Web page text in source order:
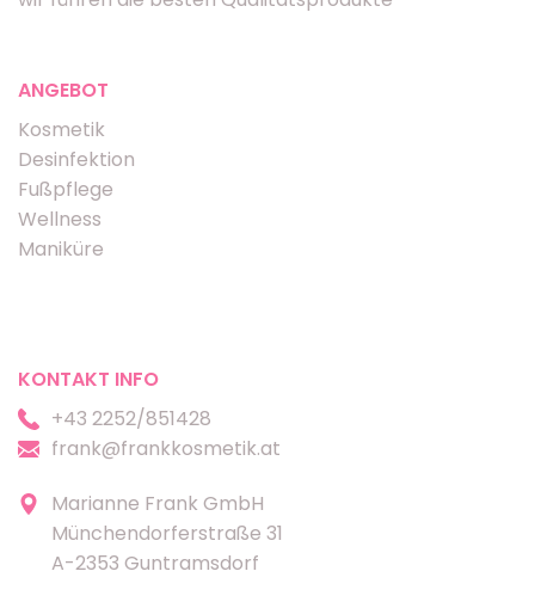
ANGEBOT
Kosmetik
Desinfektion
Fußpflege
Wellness
Maniküre
KONTAKT INFO
+43 2252/851428
frank@frankkosmetik.at
Marianne Frank GmbH
Münchendorferstraße 31
A-2353 Guntramsdorf